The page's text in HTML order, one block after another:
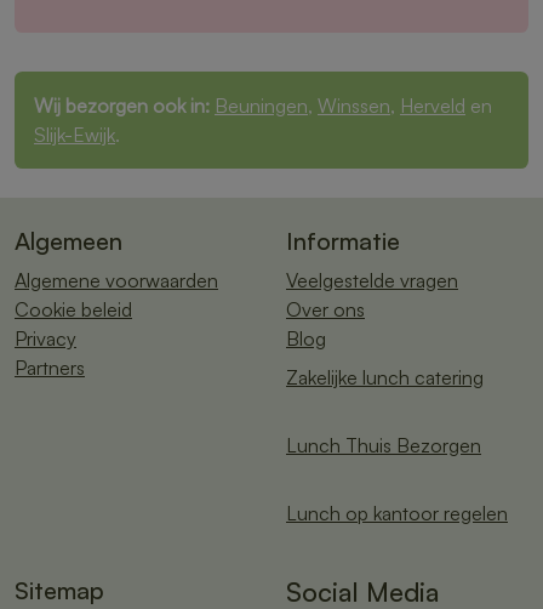
Wij bezorgen ook in: Beuningen, Winssen, Herveld en
Slijk-Ewijk.
Algemeen
Algemene voorwaarden
Cookie beleid
Privacy
Partners
Informatie
Veelgestelde vragen
Over ons
Blog
Zakelijke lunch catering
Lunch Thuis Bezorgen
Lunch op kantoor regelen
Sitemap Social Media